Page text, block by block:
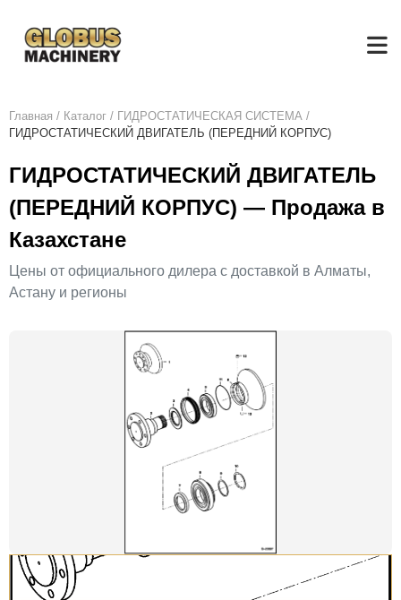
Главная / Каталог / ГИДРОСТАТИЧЕСКАЯ СИСТЕМА /
ГИДРОСТАТИЧЕСКИЙ ДВИГАТЕЛЬ (ПЕРЕДНИЙ КОРПУС)
ГИДРОСТАТИЧЕСКИЙ ДВИГАТЕЛЬ
(ПЕРЕДНИЙ КОРПУС) — Продажа в
Казахстане
Цены от официального дилера с доставкой в Алматы,
Астану и регионы